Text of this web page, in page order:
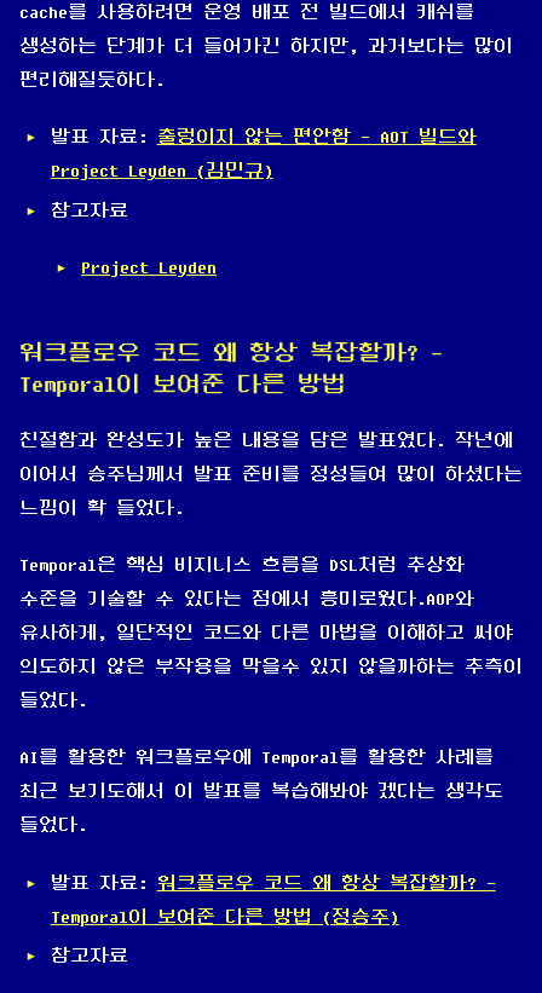
cache를 사용하려면 운영 배포 전 빌드에서 캐쉬를
생성하는 단계가 더 들어가긴 하지만, 과거보다는 많이
편리해질듯하다.
발표 자료: 출렁이지 않는 편안함 - AOT 빌드와
Project Leyden (김민규)
참고자료
Project Leyden
워크플로우 코드 왜 항상 복잡할까? -
Temporal이 보여준 다른 방법
친절함과 완성도가 높은 내용을 담은 발표였다. 작년에
이어서 승주님께서 발표 준비를 정성들여 많이 하셨다는
느낌이 확 들었다.
Temporal은 핵심 비지니스 흐름을 DSL처럼 추상화
수준을 기술할 수 있다는 점에서 흥미로웠다.AOP와
유사하게, 일단적인 코드와 다른 마법을 이해하고 써야
의도하지 않은 부작용을 막을수 있지 않을까하는 추측이
들었다.
AI를 활용한 워크플로우에 Temporal를 활용한 사례를
최근 보기도해서 이 발표를 복습해봐야 겠다는 생각도
들었다.
발표 자료: 워크플로우 코드 왜 항상 복잡할까? -
Temporal이 보여준 다른 방법 (정승주)
참고자료